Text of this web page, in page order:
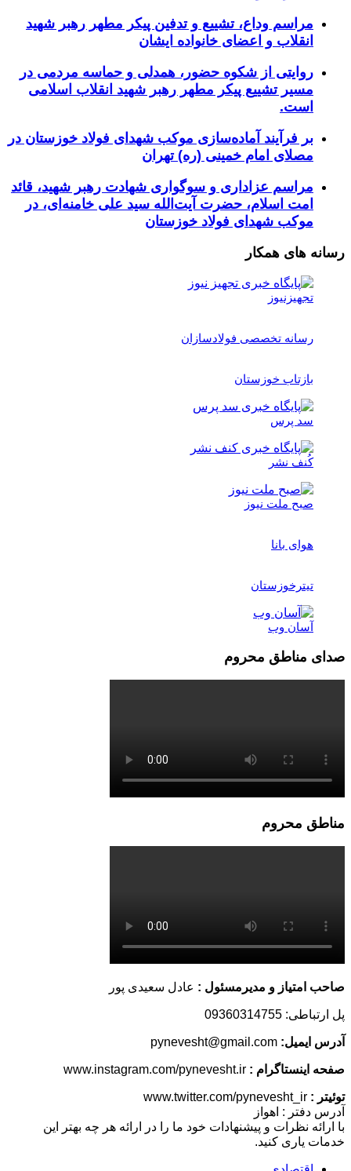
مراسم وداع، تشییع و تدفین پیکر مطهر رهبر شهید
انقلاب و اعضای خانواده ایشان
روایتی از شکوه حضور، همدلی و حماسه مردمی در
مسیر تشییع پیکر مطهر رهبر شهید انقلاب اسلامی
است.
بر فرآیند آماده‌سازی موکب شهدای فولاد خوزستان در
مصلای امام خمینی (ره) تهران
مراسم عزاداری و سوگواری شهادت رهبر شهید، قائد
امت اسلام، حضرت آیت‌الله سید علی خامنه‌ای، در
موکب شهدای فولاد خوزستان
رسانه های همکار
تجهیزنیوز
رسانه تخصصی فولادسازان
بازتاب خوزستان
سد پرس
کُنف نشر
صبح ملت نیوز
هوای بانا
تیترخوزستان
آسان وب
صدای مناطق محروم
مناطق محروم
صاحب امتیاز و مدیرمسئول : عادل سعیدی پور
پل ارتباطی: 09360314755
آدرس ایمیل:
صفحه اینستاگرام :
توئیتر :
آدرس دفتر : اهواز
با ارائه نظرات و پیشنهادات خود ما را در ارائه هر چه بهتر این
خدمات یاری کنید.